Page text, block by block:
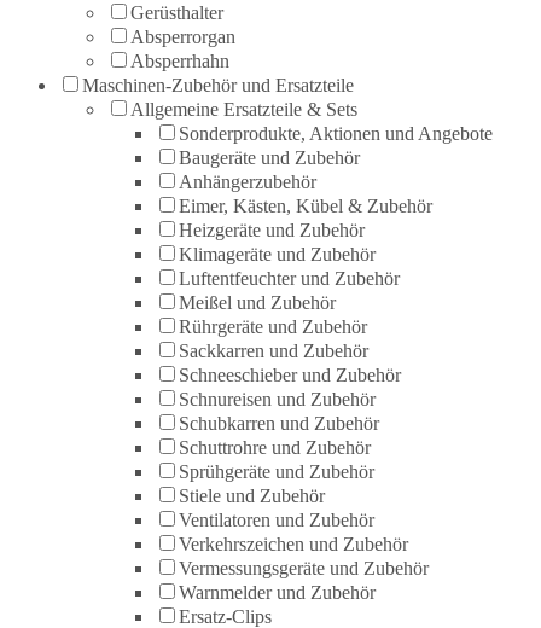
Gerüsthalter
Absperrorgan
Absperrhahn
Maschinen-Zubehör und Ersatzteile
Allgemeine Ersatzteile & Sets
Sonderprodukte, Aktionen und Angebote
Baugeräte und Zubehör
Anhängerzubehör
Eimer, Kästen, Kübel & Zubehör
Heizgeräte und Zubehör
Klimageräte und Zubehör
Luftentfeuchter und Zubehör
Meißel und Zubehör
Rührgeräte und Zubehör
Sackkarren und Zubehör
Schneeschieber und Zubehör
Schnureisen und Zubehör
Schubkarren und Zubehör
Schuttrohre und Zubehör
Sprühgeräte und Zubehör
Stiele und Zubehör
Ventilatoren und Zubehör
Verkehrszeichen und Zubehör
Vermessungsgeräte und Zubehör
Warnmelder und Zubehör
Ersatz-Clips